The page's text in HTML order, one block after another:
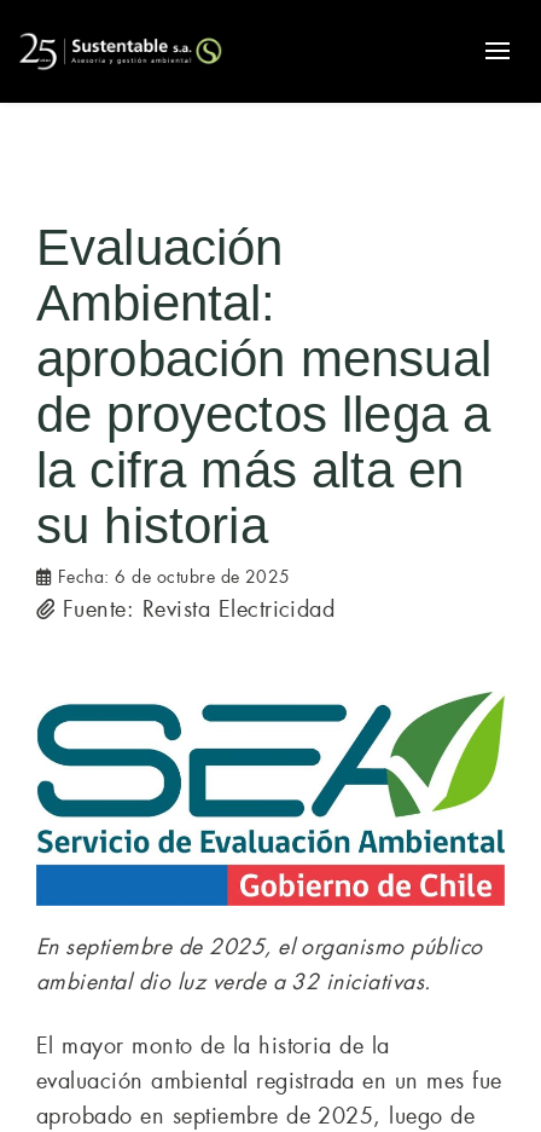
Evaluación
Ambiental:
aprobación mensual
de proyectos llega a
la cifra más alta en
su historia
Fecha:6 de octubre de 2025
Fuente: Revista Electricidad
En septiembre de 2025, el organismo público
ambiental dio luz verde a 32 iniciativas.
El mayor monto de la historia de la
evaluación ambiental registrada en un mes fue
aprobado en septiembre de 2025, luego de